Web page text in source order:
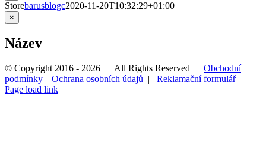
Storebarusblogc2020-11-20T10:32:29+01:00
Zavřít
Rychlé
produktu
×
Název
© Copyright 2016 - 2026 | All Rights Reserved | Obchodní
podmínky | Ochrana osobních údajů | Reklamační formulář
Page load link